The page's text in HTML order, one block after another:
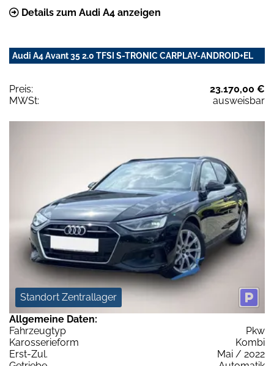
Details zum Audi A4 anzeigen
Audi A4 Avant 35 2.0 TFSI S-TRONIC CARPLAY-ANDROID+EL
Preis:
23.170,00 €
MWSt:
ausweisbar
Standort Zentrallager
Allgemeine Daten:
Fahrzeugtyp
Pkw
Karosserieform
Kombi
Erst-Zul.
Mai / 2022